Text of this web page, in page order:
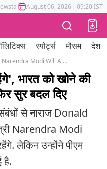
Mumbai Tak Astrotak
August 06, 2026 | 09:20 IST
स्पोर्ट्स मौसम देश
Donald Trump PM Narendra Modi Will Always be Friends After Lost India to China Remark
भारत को खोने की
सुर बदल दिए
से नाराज Donald
Narendra Modi
लेकिन उन्होंने पीएम
है.